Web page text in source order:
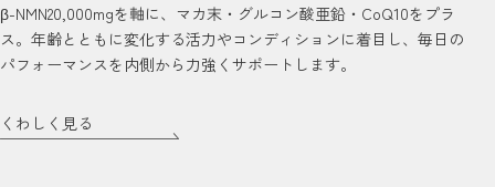
β-NMN20,000mgを軸に、マカ末・グルコン酸亜鉛・CoQ10をプラ
ス。年齢とともに変化する活力やコンディションに着目し、毎日の
パフォーマンスを内側から力強くサポートします。
くわしく見る